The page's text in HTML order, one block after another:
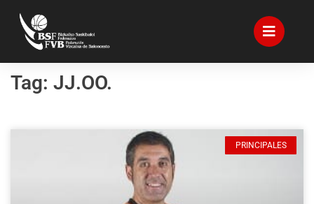
Tag: JJ.OO.
PRINCIPALES